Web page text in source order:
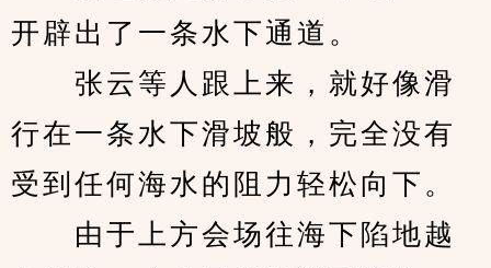
开辟出了一条水下通道。
张云等人跟上来，就好像滑
行在一条水下滑坡般，完全没有
受到任何海水的阻力轻松向下。
由于上方会场往海下陷地越